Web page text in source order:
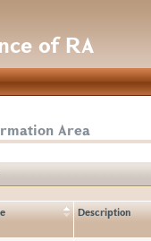
of RA
Area
Description